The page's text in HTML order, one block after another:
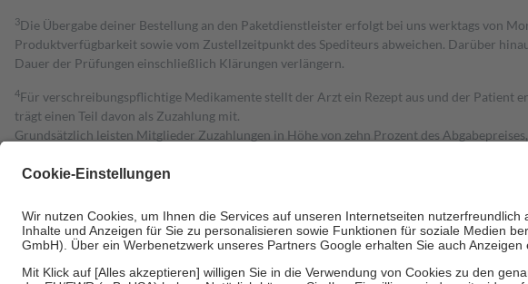
3Die Übergabe deiner Bestellung an den Paketdienstleister erfolgt bei uns werktags von
Produktverfügbarkeit sowie vom Zustellzeitpunkt des Spediteurs abweichen. Darüber
Dauer der Prüfungen einschließlich Klärungen verlängern.
4Für verschreibungspflichtige Medikamente stellt der Arzt ein Rezept aus und der Patient
trägt einen Teil davon als Zuzahlung mit.
Grundsätzlich leisten Mitglieder Zuzahlungen in Höhe von zehn Prozent des Abgabepreises,
Diese Regeln gelten grundsätzlich auch für Online-Apotheken.
Um das Engagement der Versicherten für ihre eigene Gesundheit zu stärken und die
• Kindern und Jugendlichen bis zum vollendeten 18. Lebensjahr mit Ausnahme der
• Untersuchungen zur Vorsorge und Früherkennung, die von der GKV getragen werden
• empfohlenen Schutzimpfungen